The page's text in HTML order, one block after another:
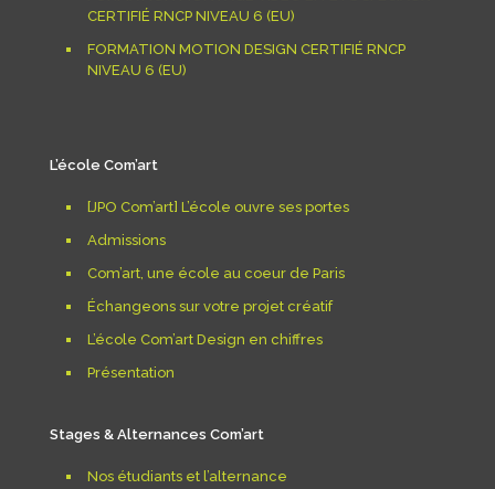
CERTIFIÉ RNCP NIVEAU 6 (EU)
FORMATION MOTION DESIGN CERTIFIÉ RNCP
NIVEAU 6 (EU)
L’école Com’art
[JPO Com’art] L’école ouvre ses portes
Admissions
Com’art, une école au coeur de Paris
Échangeons sur votre projet créatif
L’école Com’art Design en chiffres
Présentation
Stages & Alternances Com’art
Nos étudiants et l’alternance